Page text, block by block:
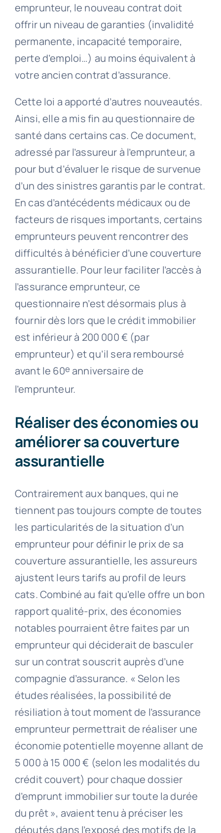
emprunteur, le nouveau contrat doit
offrir un niveau de garanties (invalidité
permanente, incapacité temporaire,
perte d’emploi…) au moins équivalent à
votre ancien contrat d’assurance.
Cette loi a apporté d’autres nouveautés.
Ainsi, elle a mis fin au questionnaire de
santé dans certains cas. Ce document,
adressé par l’assureur à l’emprunteur, a
pour but d’évaluer le risque de survenue
d’un des sinistres garantis par le contrat.
En cas d’antécédents médicaux ou de
facteurs de risques importants, certains
emprunteurs peuvent rencontrer des
difficultés à bénéficier d’une couverture
assurantielle. Pour leur faciliter l’accès à
l’assurance emprunteur, ce
questionnaire n’est désormais plus à
fournir dès lors que le crédit immobilier
est inférieur à 200 000 € (par
emprunteur) et qu’il sera remboursé
avant le 60e anniversaire de
l’emprunteur.
Réaliser des économies ou
améliorer sa couverture
assurantielle
Contrairement aux banques, qui ne
tiennent pas toujours compte de toutes
les particularités de la situation d’un
emprunteur pour définir le prix de sa
couverture assurantielle, les assureurs
ajustent leurs tarifs au profil de leurs
cats. Combiné au fait qu’elle offre un bon
rapport qualité-prix, des économies
notables pourraient être faites par un
emprunteur qui déciderait de basculer
sur un contrat souscrit auprès d’une
compagnie d’assurance. « Selon les
études réalisées, la possibilité de
résiliation à tout moment de l’assurance
emprunteur permettrait de réaliser une
économie potentielle moyenne allant de
5 000 à 15 000 € (selon les modalités du
crédit couvert) pour chaque dossier
d’emprunt immobilier sur toute la durée
du prêt », avaient tenu à préciser les
députés dans l’exposé des motifs de la